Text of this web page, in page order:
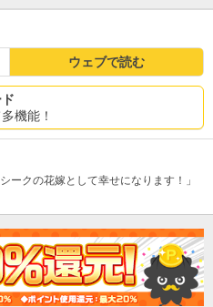
ウェブで読む
機能！
ークの花嫁として幸せになります！」